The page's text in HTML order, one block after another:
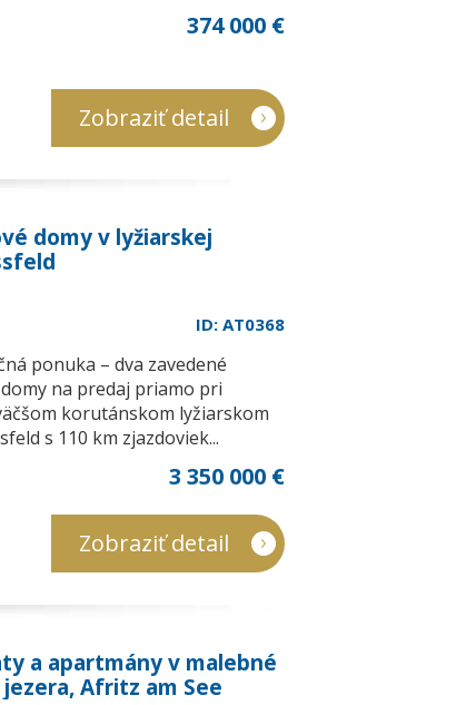
374 000 €
Zobraziť detail
domy v lyžiarskej
ID: AT0368
ponuka – dva zavedené
na predaj priamo pri
korutánskom lyžiarskom
s 110 km zjazdoviek...
3 350 000 €
Zobraziť detail
a apartmány v malebné
Afritz am See